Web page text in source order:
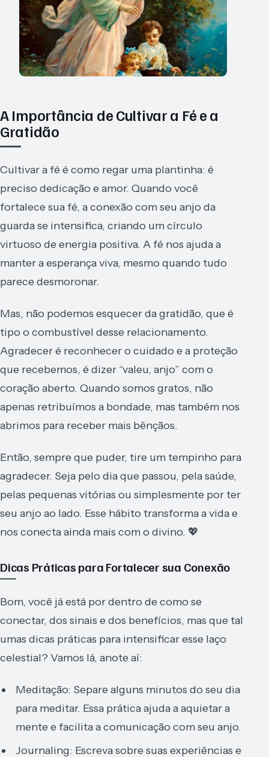
A Importância de Cultivar a Fé e a
Gratidão
Cultivar a fé é como regar uma plantinha: é
preciso dedicação e amor. Quando você
fortalece sua fé, a conexão com seu anjo da
guarda se intensifica, criando um círculo
virtuoso de energia positiva. A fé nos ajuda a
manter a esperança viva, mesmo quando tudo
parece desmoronar.
Mas, não podemos esquecer da gratidão, que é
tipo o combustível desse relacionamento.
Agradecer é reconhecer o cuidado e a proteção
que recebemos, é dizer “valeu, anjo” com o
coração aberto. Quando somos gratos, não
apenas retribuímos a bondade, mas também nos
abrimos para receber mais bênçãos.
Então, sempre que puder, tire um tempinho para
agradecer. Seja pelo dia que passou, pela saúde,
pelas pequenas vitórias ou simplesmente por ter
seu anjo ao lado. Esse hábito transforma a vida e
nos conecta ainda mais com o divino. 💖
Dicas Práticas para Fortalecer sua Conexão
Bom, você já está por dentro de como se
conectar, dos sinais e dos benefícios, mas que tal
umas dicas práticas para intensificar esse laço
celestial? Vamos lá, anote aí:
Meditação: Separe alguns minutos do seu dia
para meditar. Essa prática ajuda a aquietar a
mente e facilita a comunicação com seu anjo.
Journaling: Escreva sobre suas experiências e